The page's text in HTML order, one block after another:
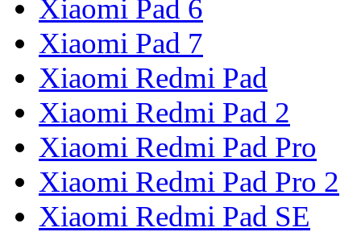
Xiaomi Pad 6
Xiaomi Pad 7
Xiaomi Redmi Pad
Xiaomi Redmi Pad 2
Xiaomi Redmi Pad Pro
Xiaomi Redmi Pad Pro 2
Xiaomi Redmi Pad SE